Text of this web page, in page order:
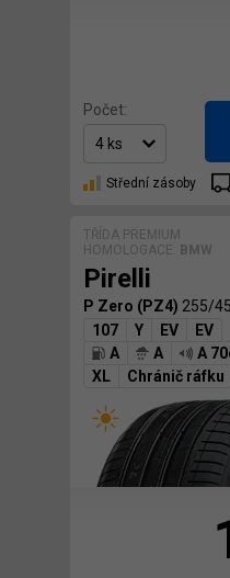
Počet:
Střední zásoby
TŘÍDA PREMIUM
HOMOLOGACE:
BMW
Pirelli
P Zero (PZ4) 255/
107
Y EV
EV
A
A
A
XL
Chránič ráfku